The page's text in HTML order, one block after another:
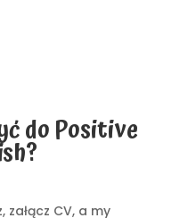
do Positive
załącz CV, a my